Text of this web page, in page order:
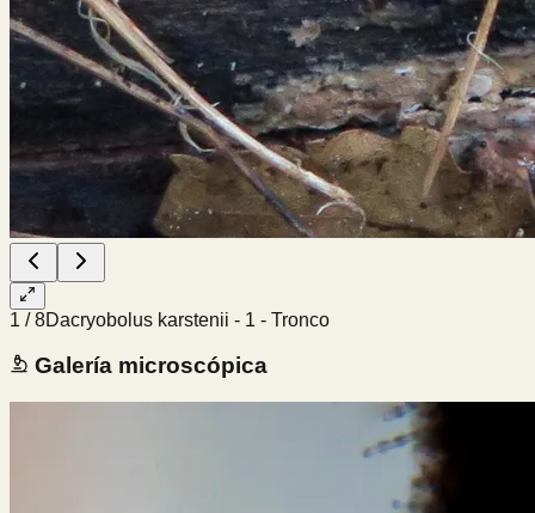
1 /8Dacryobolus karstenii - 1 - Tronco
Galería microscópica